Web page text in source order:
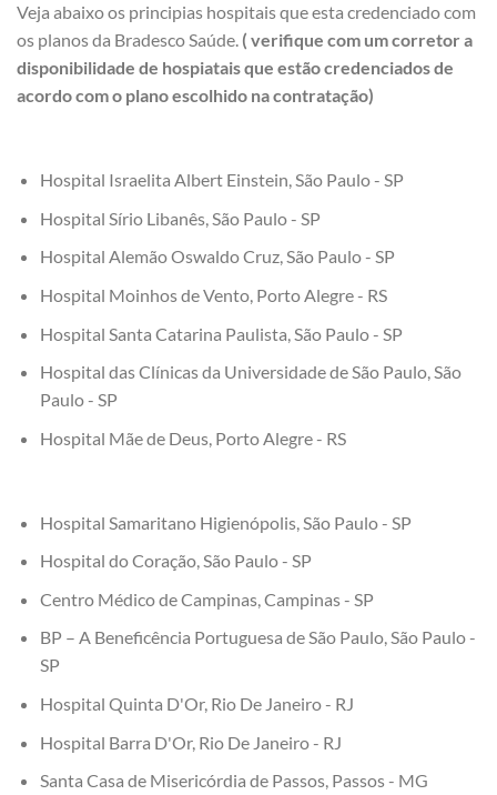
Veja abaixo os principias hospitais que esta credenciado com
os planos da Bradesco Saúde. ( verifique com um corretor a
disponibilidade de hospiatais que estão credenciados de
acordo com o plano escolhido na contratação)
Hospital Israelita Albert Einstein, São Paulo - SP
Hospital Sírio Libanês, São Paulo - SP
Hospital Alemão Oswaldo Cruz, São Paulo - SP
Hospital Moinhos de Vento, Porto Alegre - RS
Hospital Santa Catarina Paulista, São Paulo - SP
Hospital das Clínicas da Universidade de São Paulo, São
Paulo - SP
Hospital Mãe de Deus, Porto Alegre - RS
Hospital Samaritano Higienópolis, São Paulo - SP
Hospital do Coração, São Paulo - SP
Centro Médico de Campinas, Campinas - SP
BP – A Beneficência Portuguesa de São Paulo, São Paulo -
SP
Hospital Quinta D'Or, Rio De Janeiro - RJ
Hospital Barra D'Or, Rio De Janeiro - RJ
Santa Casa de Misericórdia de Passos, Passos - MG